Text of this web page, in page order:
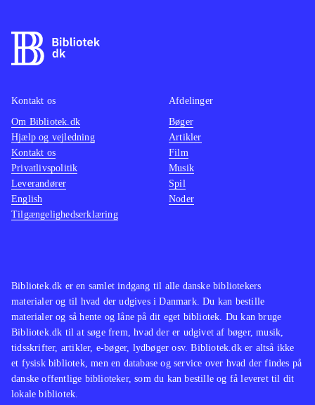
Bibliotek.dk er en samlet indgang til alle danske bibliotekers
materialer og til hvad der udgives i Danmark. Du kan bestille
materialer og så hente og låne på dit eget bibliotek. Du kan bruge
Bibliotek.dk til at søge frem, hvad der er udgivet af bøger, musik,
tidsskrifter, artikler, e-bøger, lydbøger osv. Bibliotek.dk er altså ikke
et fysisk bibliotek, men en database og service over hvad der findes på
danske offentlige biblioteker, som du kan bestille og få leveret til dit
lokale bibliotek.
Kontakt os
Om Bibliotek.dk
Hjælp og vejledning
Kontakt os
Privatlivspolitik
Leverandører
English
Tilgængelighedserklæring
Afdelinger
Bøger
Artikler
Film
Musik
Spil
Noder